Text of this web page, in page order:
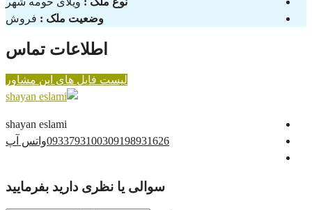
وضعیت ملک : فروش
اطلاعات تماس
لیست فایل های این مشاور
shayan eslami
0933793100309198931626 واتس آپ
سوالی یا نظری دارید بفرمایید